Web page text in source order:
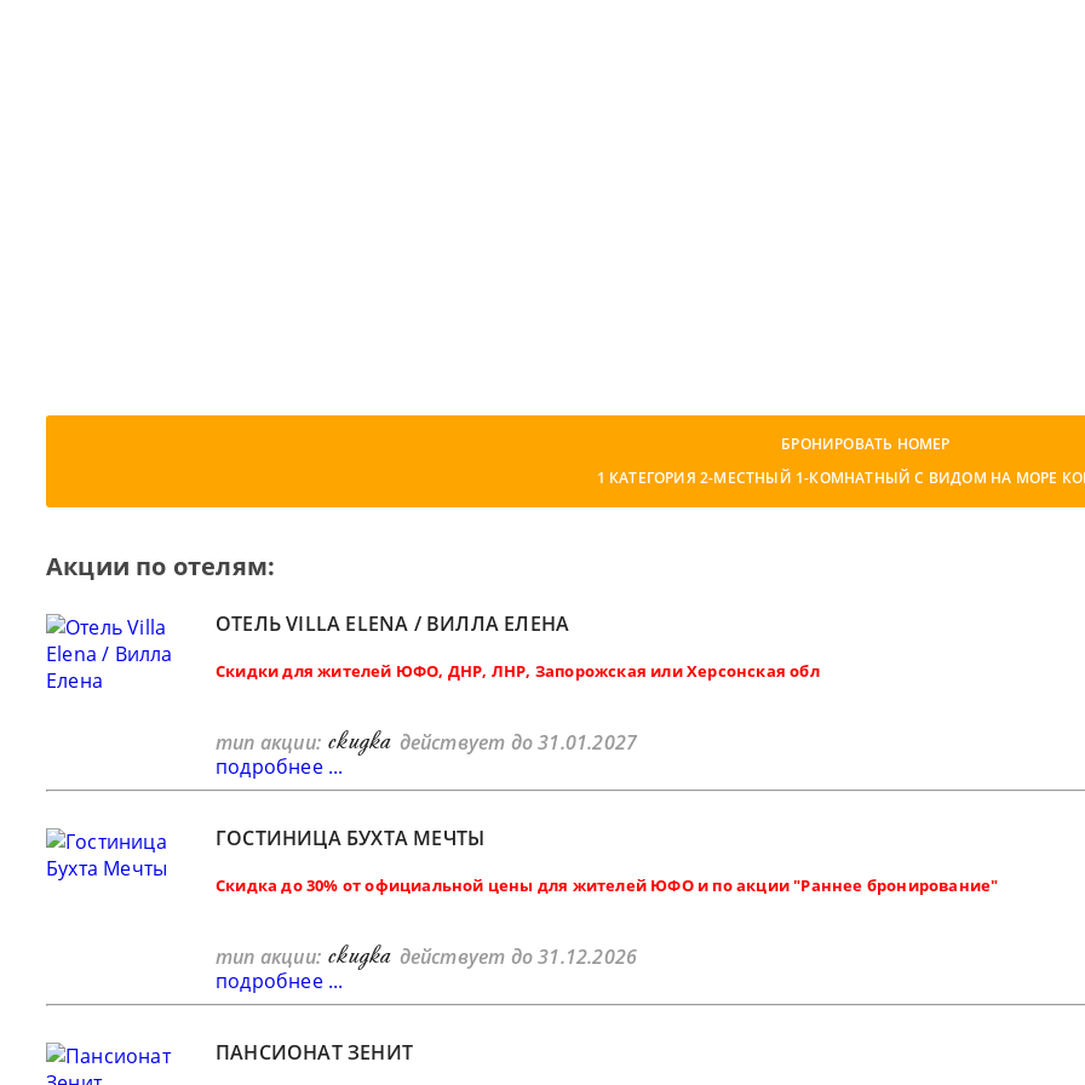
БРОНИРОВАТЬ НОМЕР
1 КАТЕГОРИЯ 2-МЕСТНЫЙ 1-КОМНАТНЫЙ С ВИДОМ НА МОРЕ
Акции по отелям:
ОТЕЛЬ VILLA ELENA / ВИЛЛА ЕЛЕНА
Скидки для жителей ЮФО, ДНР, ЛНР, Запорожская или Херсонская обл
тип акции: скидка действует до 31.01.2027
подробнее ...
ГОСТИНИЦА БУХТА МЕЧТЫ
Скидка до 30% от официальной цены для жителей ЮФО и по акции "Раннее бронирование"
тип акции: скидка действует до 31.12.2026
подробнее ...
ПАНСИОНАТ ЗЕНИТ